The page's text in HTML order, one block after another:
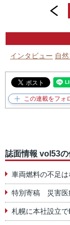
prev
インタビュー 自
誌面情報 vol53
車両燃料の不足
特別寄稿 災害医
札幌に本社設立